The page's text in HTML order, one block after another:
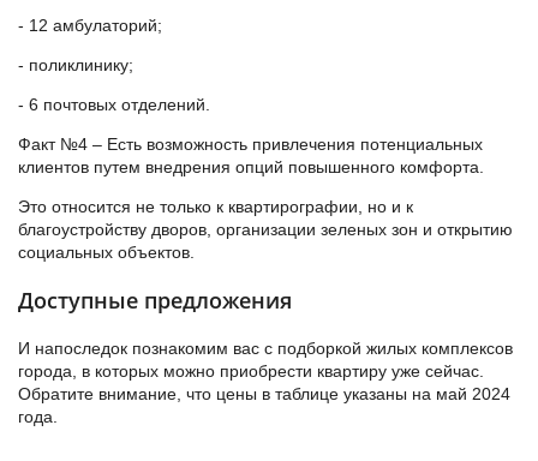
- 12 амбулаторий;
- поликлинику;
- 6 почтовых отделений.
Факт №4 – Есть возможность привлечения потенциальных
клиентов путем внедрения опций повышенного комфорта.
Это относится не только к квартирографии, но и к
благоустройству дворов, организации зеленых зон и открытию
социальных объектов.
Доступные предложения
И напоследок познакомим вас с подборкой жилых комплексов
города, в которых можно приобрести квартиру уже сейчас.
Обратите внимание, что цены в таблице указаны на май 2024
года.